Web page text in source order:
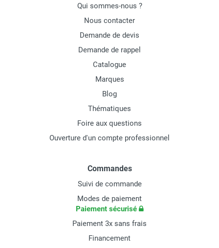
Qui sommes-nous ?
Nous contacter
Demande de devis
Demande de rappel
Catalogue
Marques
Blog
Thématiques
Foire aux questions
Ouverture d'un compte professionnel
Commandes
Suivi de commande
Modes de paiement
Paiement sécurisé
Paiement 3x sans frais
Financement